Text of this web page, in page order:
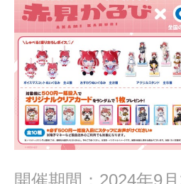
,
0
4
開催期間：2024年9